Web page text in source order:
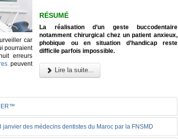
car
pourraient
erreurs
peuvent
RÉSUMÉ
La réalisation d’un geste buccodentaire
notamment chirurgical chez un patient anxieux,
phobique ou en situation d’handicap reste
difficile parfois impossible.
Lire la suite...
des médecins dentistes du Maroc par la FNSMD